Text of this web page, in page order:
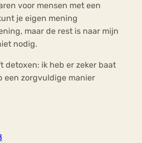
voor mensen met een
je eigen mening
maar de rest is naar mijn
nodig.
detoxen: ik heb er zeker baat
een zorgvuldige manier